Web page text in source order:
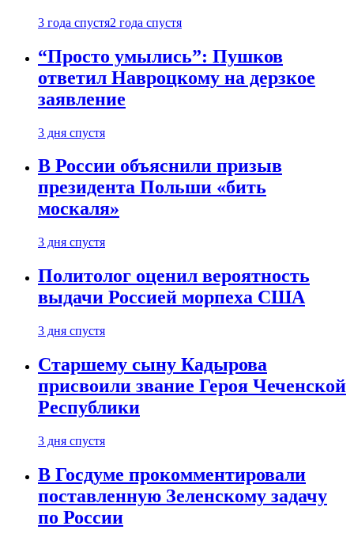
3 года спустя2 года спустя
“Просто умылись”: Пушков
ответил Навроцкому на дерзкое
заявление
3 дня спустя
В России объяснили призыв
президента Польши «бить
москаля»
3 дня спустя
Политолог оценил вероятность
выдачи Россией морпеха США
3 дня спустя
Старшему сыну Кадырова
присвоили звание Героя Чеченской
Республики
3 дня спустя
В Госдуме прокомментировали
поставленную Зеленскому задачу
по России